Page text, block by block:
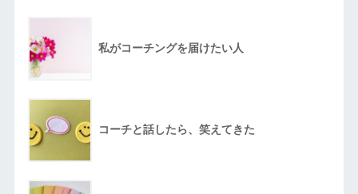
私がコーチングを届けたい人
コーチと話したら、笑えてきた